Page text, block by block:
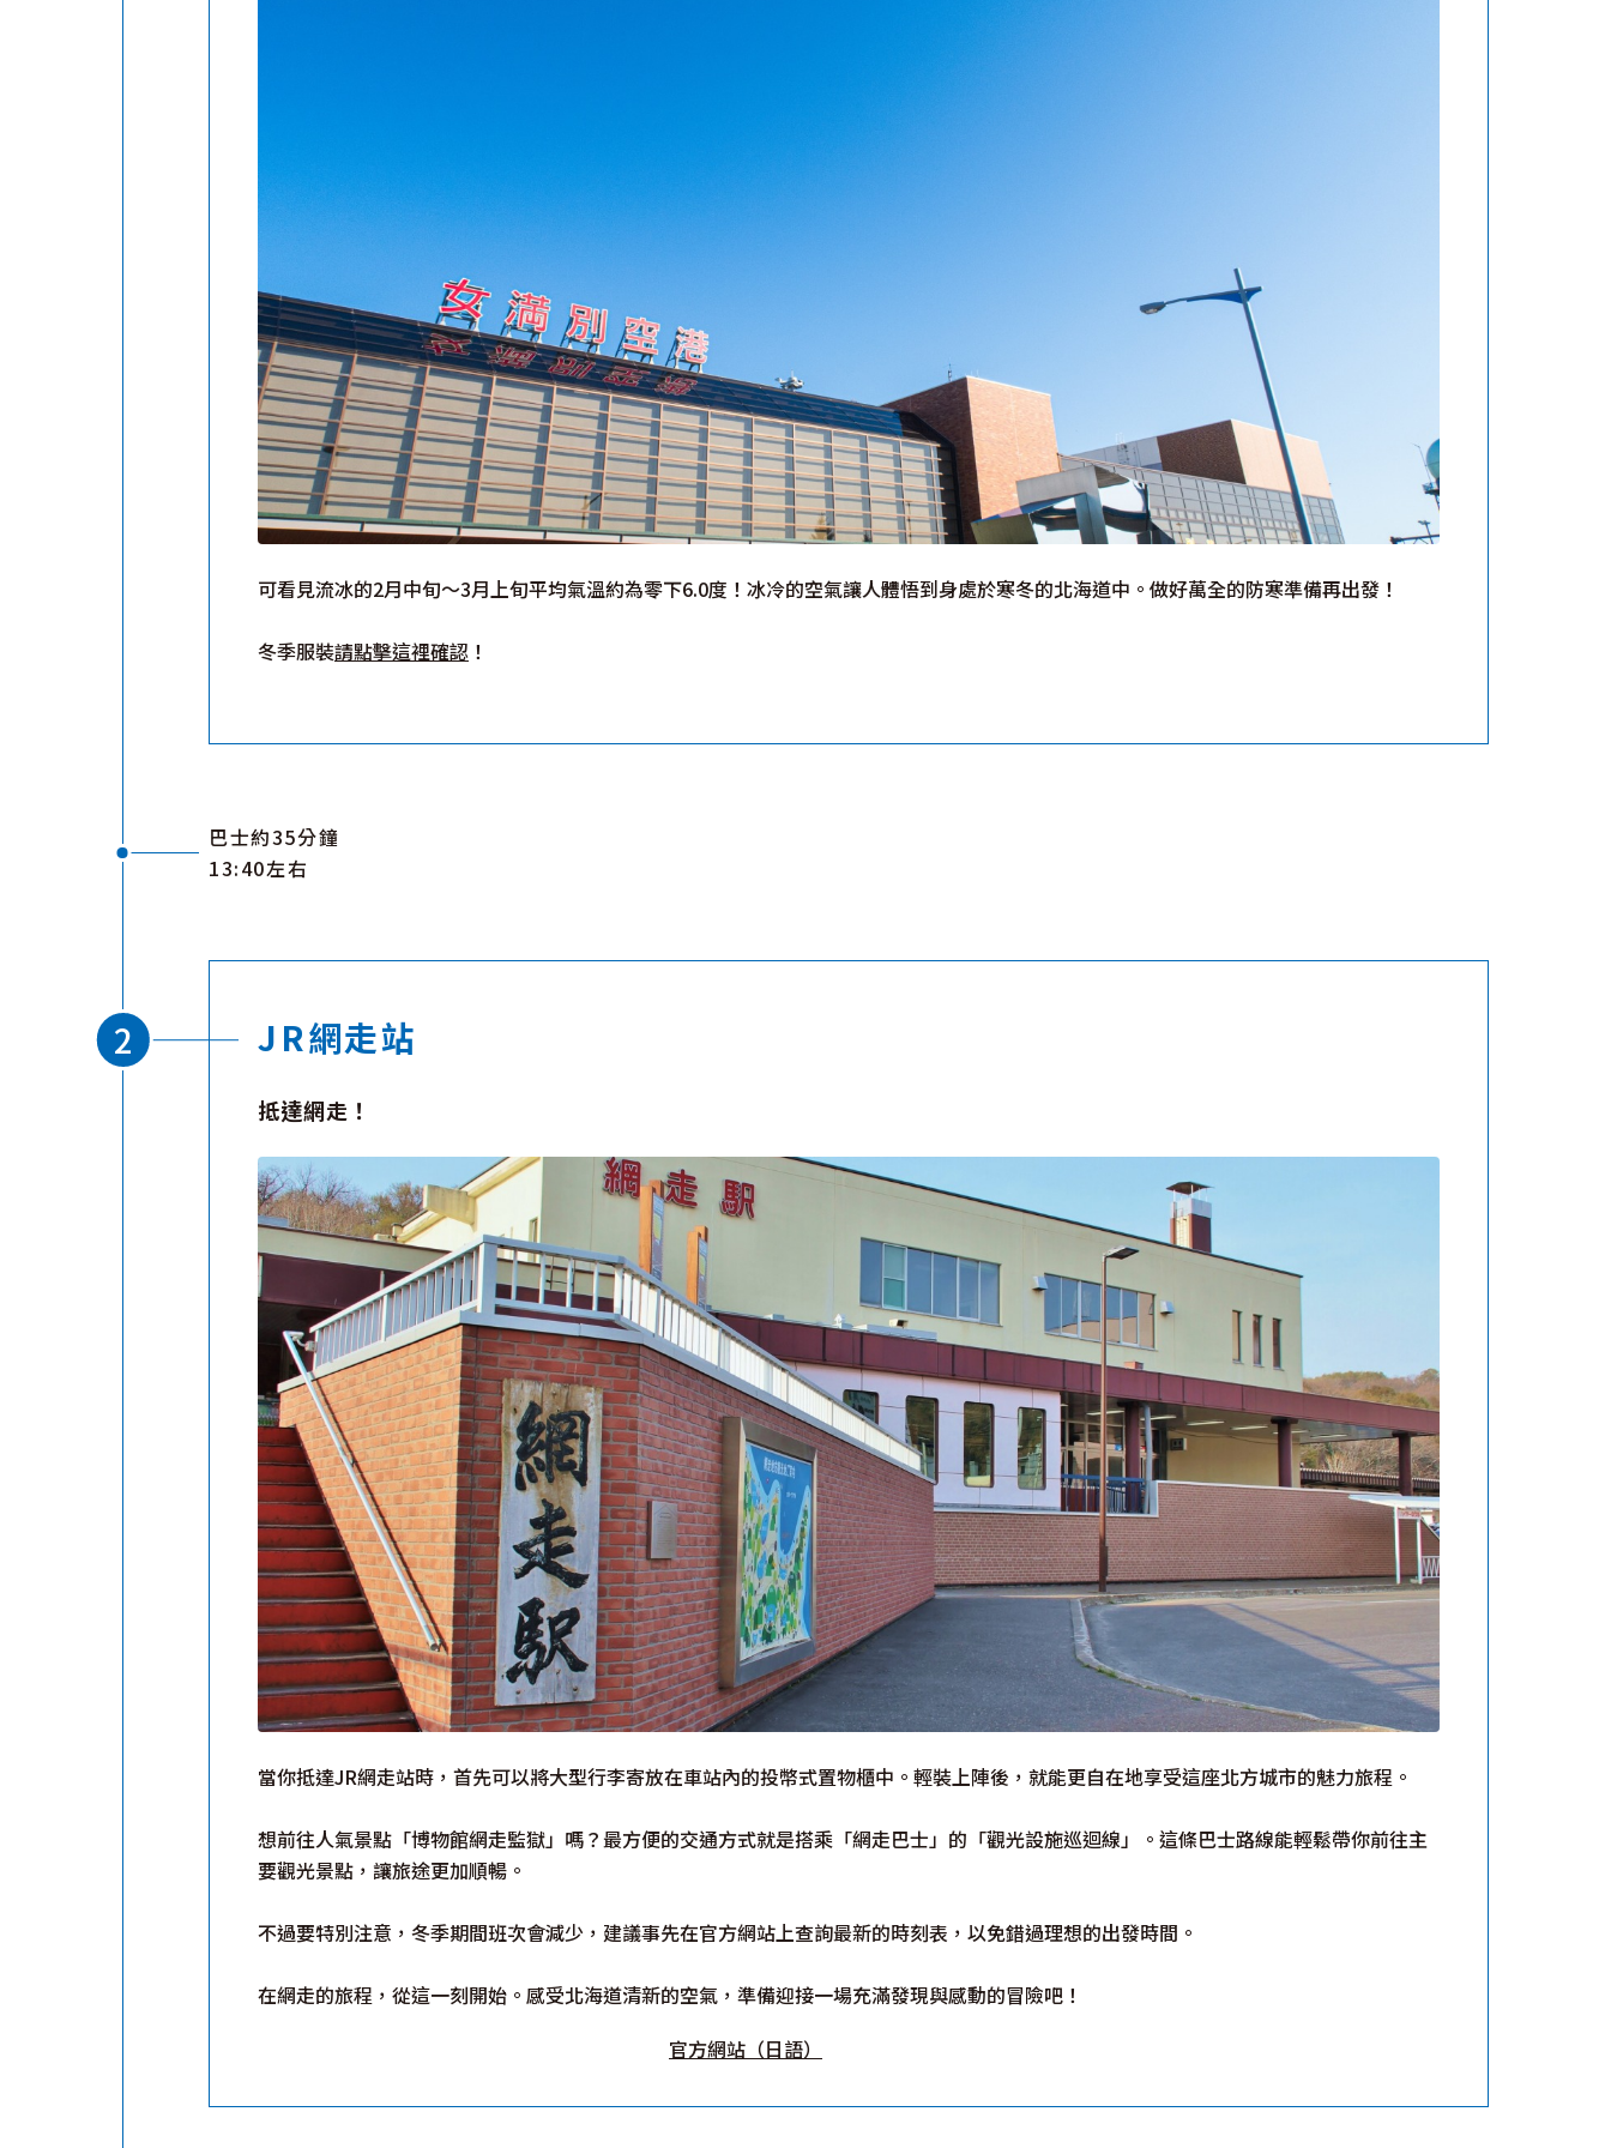
可看見流冰的2月中旬～3月上旬平均氣溫約為零下6.0度！冰冷的空氣讓人體悟到身處於寒冬的北海道中。做好萬全的防寒準備再出發！
冬季服裝請點擊這裡確認 ！
巴士約35分鐘
13:40左右
JR網走站
抵達網走！
當你抵達JR網走站時，首先可以將大型行李寄放在車站內的投幣式置物櫃中。輕裝上陣後，就能更自在地享受這座北方城市的魅力旅程。
想前往人氣景點「博物館網走監獄」嗎？最方便的交通方式就是搭乘「網走巴士」的「觀光設施巡迴線」。這條巴士路線能輕鬆帶你前往主
要觀光景點，讓旅途更加順暢。
不過要特別注意，冬季期間班次會減少，建議事先在官方網站上查詢最新的時刻表，以免錯過理想的出發時間。
在網走的旅程，從這一刻開始。感受北海道清新的空氣，準備迎接一場充滿發現與感動的冒險吧！
官方網站（日語）